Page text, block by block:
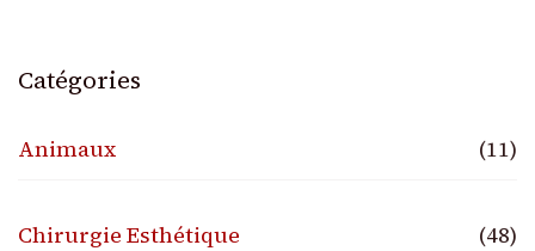
Catégories
Animaux (11)
Chirurgie Esthétique (48)